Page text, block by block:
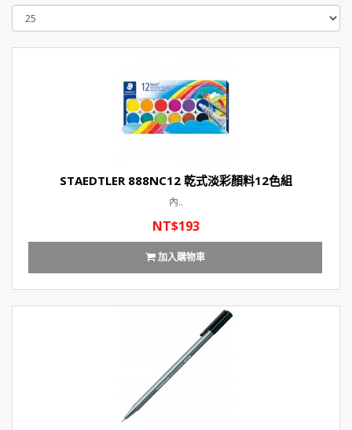
STAEDTLER 888NC12 乾式淡彩顏料12色組
內..
NT$193
加入購物車